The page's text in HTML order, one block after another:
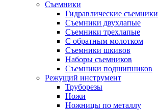
Съемники
Гидравлические съемники
Съемники двухлапые
Съемники трехлапые
С обратным молотком
Съемники шкивов
Наборы съемников
Съемники подшипников
Режущий инструмент
Труборезы
Ножи
Ножницы по металлу